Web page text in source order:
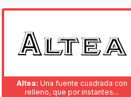
Altea: Una fuente cuadrada con
relleno, que por instantes...